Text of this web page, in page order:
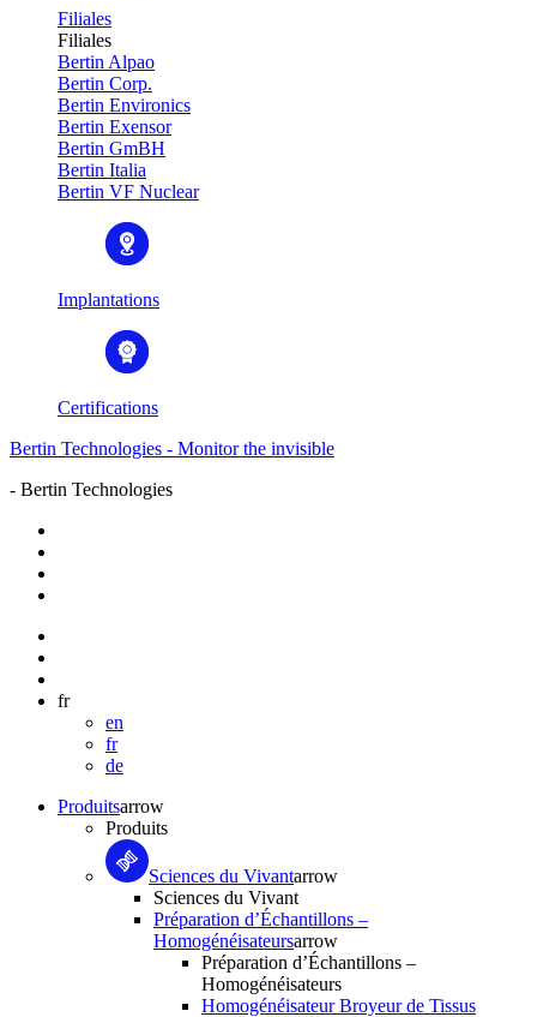
Filiales
Filiales
Bertin Alpao
Bertin Corp.
Bertin Environics
Bertin Exensor
Bertin GmBH
Bertin Italia
Bertin VF Nuclear
Implantations
Certifications
Bertin Technologies - Monitor the invisible
- Bertin Technologies
fr
en
fr
de
Produitsarrow
Produits
Sciences du Vivantarrow
Sciences du Vivant
Préparation d’Échantillons –
Homogénéisateursarrow
Préparation d’Échantillons –
Homogénéisateurs
Homogénéisateur Broyeur de Tissus